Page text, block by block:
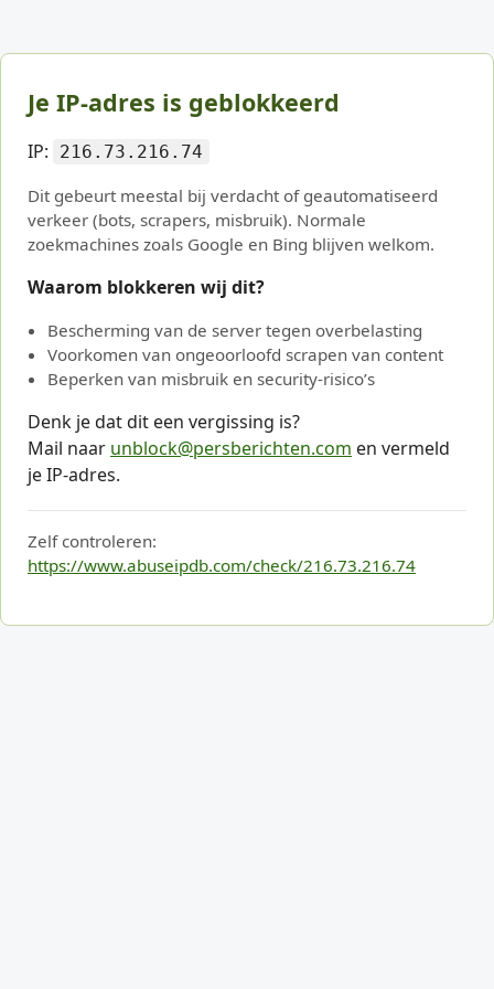
Je IP-adres is geblokkeerd
IP: 216.73.216.74
Dit gebeurt meestal bij verdacht of geautomatiseerd
verkeer (bots, scrapers, misbruik). Normale
zoekmachines zoals Google en Bing blijven welkom.
Waarom blokkeren wij dit?
Bescherming van de server tegen overbelasting
Voorkomen van ongeoorloofd scrapen van content
Beperken van misbruik en security-risico’s
Denk je dat dit een vergissing is?
Mail naar unblock@persberichten.com en vermeld
je IP-adres.
Zelf controleren:
https://www.abuseipdb.com/check/216.73.216.74